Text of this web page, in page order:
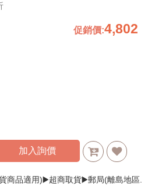
促銷價:4,802
加入詢價
商品適用)▶️超商取貨▶️郵局(離島地區.